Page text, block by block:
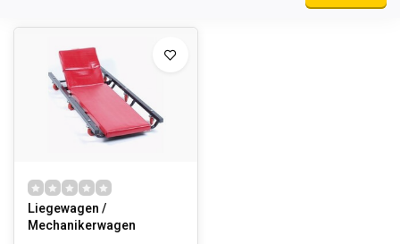
Liegewagen /
Mechanikerwagen